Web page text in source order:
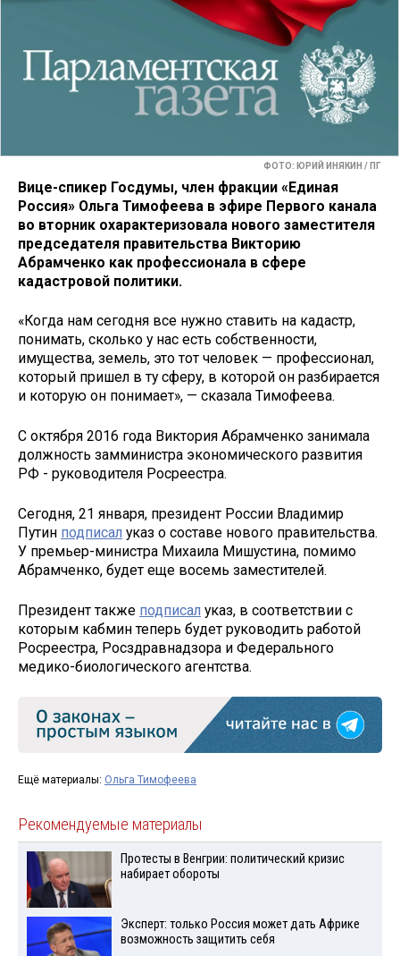
ФОТО: ЮРИЙ ИНЯКИН / ПГ
Вице-спикер Госдумы, член фракции «Единая
Россия» Ольга Тимофеева в эфире Первого канала
во вторник охарактеризовала нового заместителя
председателя правительства Викторию
Абрамченко как профессионала в сфере
кадастровой политики.
«Когда нам сегодня все нужно ставить на кадастр,
понимать, сколько у нас есть собственности,
имущества, земель, это тот человек — профессионал,
который пришел в ту сферу, в которой он разбирается
и которую он понимает», — сказала Тимофеева.
С октября 2016 года Виктория Абрамченко занимала
должность замминистра экономического развития
РФ - руководителя Росреестра.
Сегодня, 21 января, президент России Владимир
Путин подписал указ о составе нового правительства.
У премьер-министра Михаила Мишустина, помимо
Абрамченко, будет еще восемь заместителей.
Президент также подписал указ, в соответствии с
которым кабмин теперь будет руководить работой
Росреестра, Росздравнадзора и Федерального
медико-биологического агентства.
Ещё материалы: Ольга Тимофеева
Рекомендуемые материалы
Протесты в Венгрии: политический кризис
набирает обороты
Эксперт: только Россия может дать Африке
возможность защитить себя